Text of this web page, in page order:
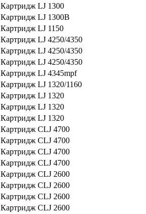
Картридж LJ 1300
Картридж LJ 1300В
Картридж LJ 1150
Картридж LJ 4250/4350
Картридж LJ 4250/4350
Картридж LJ 4250/4350
Картридж LJ 4345mpf
Картридж LJ 1320/1160
Картридж LJ 1320
Картридж LJ 1320
Картридж LJ 1320
Картридж CLJ 4700
Картридж CLJ 4700
Картридж CLJ 4700
Картридж CLJ 4700
Картридж CLJ 2600
Картридж CLJ 2600
Картридж CLJ 2600
Картридж CLJ 2600